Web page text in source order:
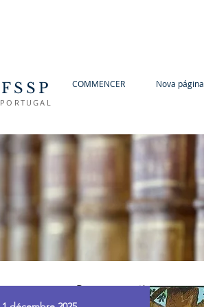
FSSP
PORTUGAL
COMMENCER Nova página
Retour en arrière